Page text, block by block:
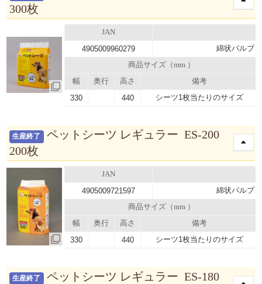
300枚
JAN
4905009960279 綿状パルプ
商品サイズ（mm ）
幅
奥行 高さ 備考
330 440 シーツ1枚当たりのサイズ
生産終了
ペットシーツ レギュラー ES-200
200枚
JAN
4905009721597 綿状パルプ
商品サイズ（mm ）
幅
奥行 高さ 備考
330 440 シーツ1枚当たりのサイズ
生産終了
ペットシーツ レギュラー ES-180